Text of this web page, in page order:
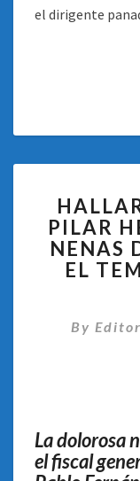
el dirigente
PILAR
NENAS
EL
By
La dolorosa
el fiscal